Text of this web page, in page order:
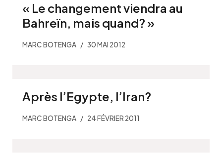
« Le changement viendra au
Bahreïn, mais quand? »
MARC BOTENGA 30 MAI 2012
Après l’Egypte, l’Iran?
MARC BOTENGA 24 FÉVRIER 2011